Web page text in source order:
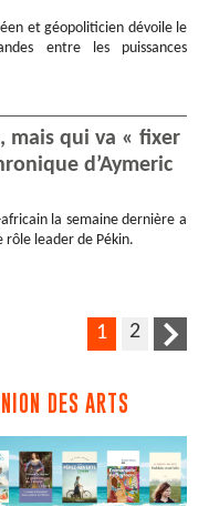
et géopoliticien dévoile le
entre les puissances
mais qui va « fixer
d’Aymeric
la semaine dernière a
rôle leader de Pékin.
1 2
DES ARTS